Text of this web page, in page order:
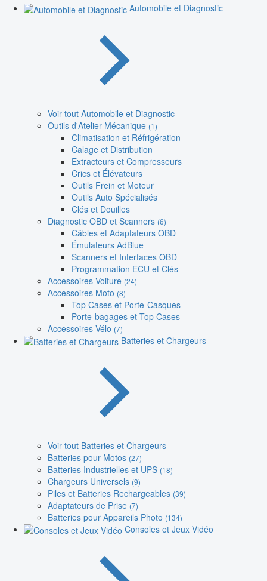
Automobile et Diagnostic
Voir tout Automobile et Diagnostic
Outils d'Atelier Mécanique (1)
Climatisation et Réfrigération
Calage et Distribution
Extracteurs et Compresseurs
Crics et Élévateurs
Outils Frein et Moteur
Outils Auto Spécialisés
Clés et Douilles
Diagnostic OBD et Scanners (6)
Câbles et Adaptateurs OBD
Émulateurs AdBlue
Scanners et Interfaces OBD
Programmation ECU et Clés
Accessoires Voiture (24)
Accessoires Moto (8)
Top Cases et Porte-Casques
Porte-bagages et Top Cases
Accessoires Vélo (7)
Batteries et Chargeurs
Voir tout Batteries et Chargeurs
Batteries pour Motos (27)
Batteries Industrielles et UPS (18)
Chargeurs Universels (9)
Piles et Batteries Rechargeables (39)
Adaptateurs de Prise (7)
Batteries pour Appareils Photo (134)
Consoles et Jeux Vidéo